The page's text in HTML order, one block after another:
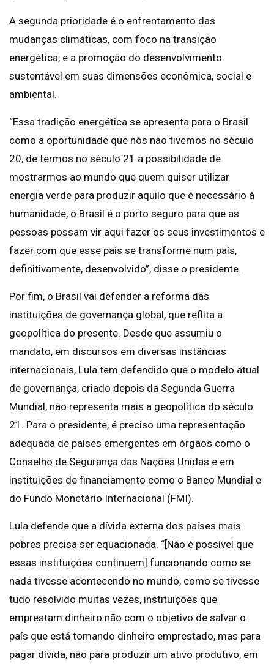
A segunda prioridade é o enfrentamento das
mudanças climáticas, com foco na transição
energética, e a promoção do desenvolvimento
sustentável em suas dimensões econômica, social e
ambiental.
“Essa tradição energética se apresenta para o Brasil
como a oportunidade que nós não tivemos no século
20, de termos no século 21 a possibilidade de
mostrarmos ao mundo que quem quiser utilizar
energia verde para produzir aquilo que é necessário à
humanidade, o Brasil é o porto seguro para que as
pessoas possam vir aqui fazer os seus investimentos e
fazer com que esse país se transforme num país,
definitivamente, desenvolvido”, disse o presidente.
Por fim, o Brasil vai defender a reforma das
instituições de governança global, que reflita a
geopolítica do presente. Desde que assumiu o
mandato, em discursos em diversas instâncias
internacionais, Lula tem defendido que o modelo atual
de governança, criado depois da Segunda Guerra
Mundial, não representa mais a geopolítica do século
21. Para o presidente, é preciso uma representação
adequada de países emergentes em órgãos como o
Conselho de Segurança das Nações Unidas e em
instituições de financiamento como o Banco Mundial e
do Fundo Monetário Internacional (FMI).
Lula defende que a dívida externa dos países mais
pobres precisa ser equacionada. “[Não é possível que
essas instituições continuem] funcionando como se
nada tivesse acontecendo no mundo, como se tivesse
tudo resolvido muitas vezes, instituições que
emprestam dinheiro não com o objetivo de salvar o
país que está tomando dinheiro emprestado, mas para
pagar dívida, não para produzir um ativo produtivo, em